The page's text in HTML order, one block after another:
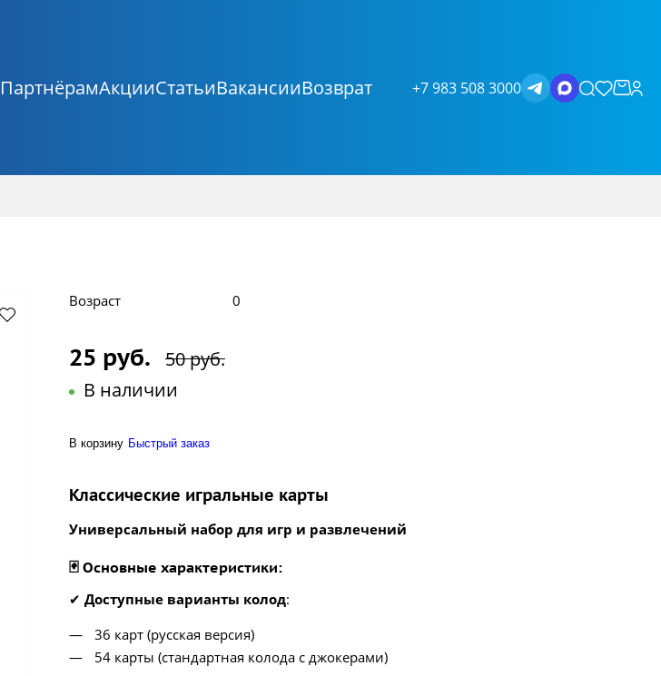
ПартнёрамАкцииСтатьиВакансииВозврат +7 983 508 3000
Возраст 0
25 руб.
50 руб.
В наличии
В корзину Быстрый заказ
Классические игральные карты
Универсальный набор для игр и развлечений
🃏 Основные характеристики:
✔ Доступные варианты колод:
36 карт (русская версия)
54 карты (стандартная колода с джокерами)